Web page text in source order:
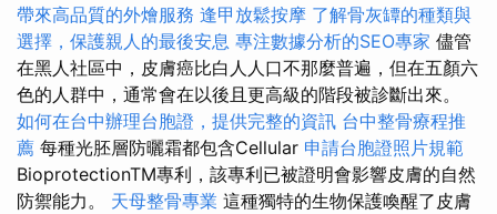
帶來高品質的外燴服務 逢甲放鬆按摩 了解骨灰罈的種類與
選擇，保護親人的最後安息 專注數據分析的SEO專家 儘管
在黑人社區中，皮膚癌比白人人口不那麼普遍，但在五顏六
色的人群中，通常會在以後且更高級的階段被診斷出來。
如何在台中辦理台胞證，提供完整的資訊 台中整骨療程推
薦 每種光胚層防曬霜都包含Cellular 申請台胞證照片規範
BioprotectionTM專利，該專利已被證明會影響皮膚的自然
防禦能力。 天母整骨專業 這種獨特的生物保護喚醒了皮膚